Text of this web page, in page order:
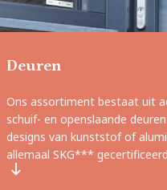
Deuren
Ons assortiment bestaat uit
schuif- en openslaande
designs van kunststof of
allemaal SKG***
bent u verzekerd van een